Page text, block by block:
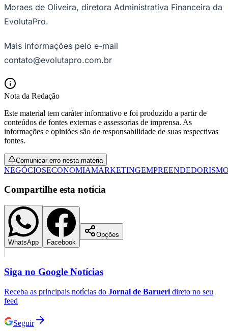
São Paulo
Moraes de Oliveira, diretora Administrativa Financeira da
EvolutaPro.
Mais informações pelo e-mail
contato@evolutapro.com.br
Nota da Redação
Este material tem caráter informativo e foi produzido a partir de
conteúdos de fontes externas e assessorias de imprensa. As
informações e opiniões são de responsabilidade de suas respectivas
fontes.
Comunicar erro nesta matéria
NEGÓCIOSECONOMIAMARKETING
Compartilhe esta notícia
WhatsApp Facebook
Opções
Siga no Google Notícias
Receba as principais notícias do Jornal de Barueri direto no seu
feed
Seguir